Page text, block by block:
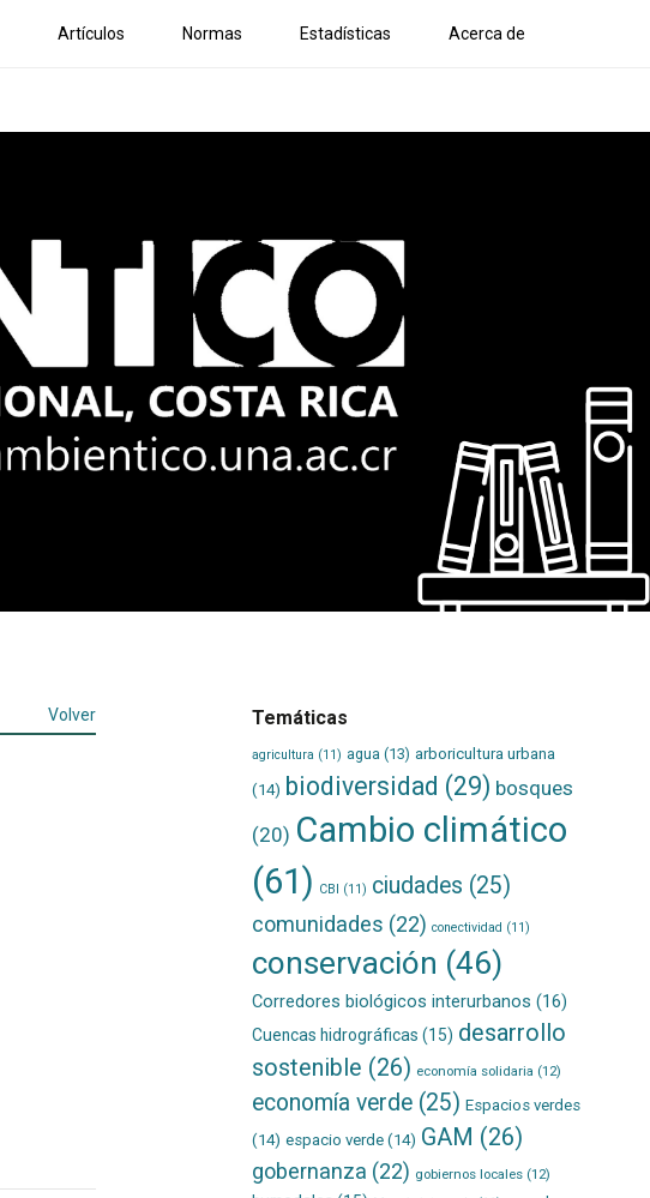
Artículos Normas Estadísticas Acerca de
Volver Temáticas
agricultura (11) agua (13) arboricultura urbana
(14) biodiversidad (29) bosques
(20) Cambio climático
(61) CBI (11) ciudades (25)
comunidades (22) conectividad (11)
conservación (46)
Corredores biológicos interurbanos (16)
Cuencas hidrográficas (15) desarrollo
sostenible (26) economía solidaria (12)
economía verde(25) Espacios verdes
(14) espacio verde(14) GAM (26)
gobernanza (22) gobiernos locales(12)